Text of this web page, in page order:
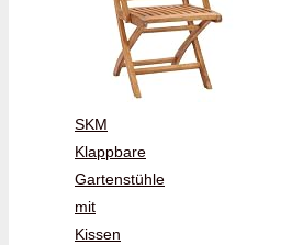
SKM
Klappbare
Gartenstühle
mit
Kissen